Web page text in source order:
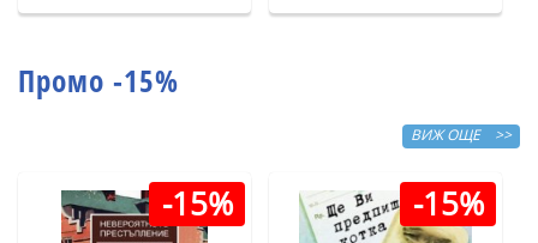
Промо -15%
ВИЖ ОЩЕ >>
-15% -15%